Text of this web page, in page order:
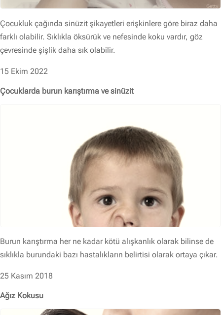
Çocukluk çağında sinüzit şikayetleri erişkinlere göre biraz daha
farklı olabilir. Sıklıkla öksürük ve nefesinde koku vardır, göz
çevresinde şişlik daha sık olabilir.
15 Ekim 2022
Çocuklarda burun karıştırma ve sinüzit
Burun karıştırma her ne kadar kötü alışkanlık olarak bilinse de
sıklıkla burundaki bazı hastalıkların belirtisi olarak ortaya çıkar.
25 Kasım 2018
Ağız Kokusu